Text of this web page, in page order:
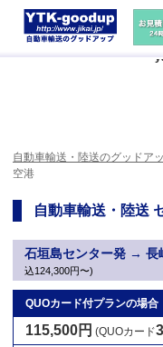
Warning: Undefined
/home/xs483473/jikai.jp/
自動車輸送・陸送のグッドア
空港
自動車輸送・陸送
石垣島センター発 →
込124,300円〜)
QUOカード付プランの場合
115,500円 (QUOカード